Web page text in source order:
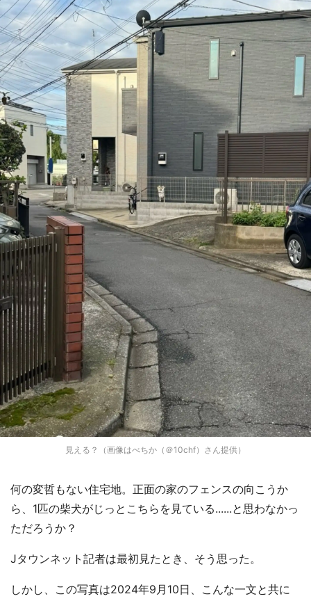
見える？（画像はべちか（＠10chf）さん提供）
何の変哲もない住宅地。正面の家のフェンスの向こうか
ら、1匹の柴犬がじっとこちらを見ている......と思わなかっ
ただろうか？
Jタウンネット記者は最初見たとき、そう思った。
しかし、この写真は2024年9月10日、こんな一文と共に